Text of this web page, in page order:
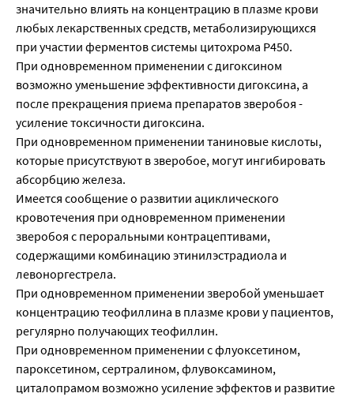
значительно влиять на концентрацию в плазме крови
любых лекарственных средств, метаболизирующихся
при участии ферментов системы цитохрома P450.
При одновременном применении с дигоксином
возможно уменьшение эффективности дигоксина, а
после прекращения приема препаратов зверобоя -
усиление токсичности дигоксина.
При одновременном применении таниновые кислоты,
которые присутствуют в зверобое, могут ингибировать
абсорбцию железа.
Имеется сообщение о развитии ациклического
кровотечения при одновременном применении
зверобоя с пероральными контрацептивами,
содержащими комбинацию этинилэстрадиола и
левоноргестрела.
При одновременном применении зверобой уменьшает
концентрацию теофиллина в плазме крови у пациентов,
регулярно получающих теофиллин.
При одновременном применении с флуоксетином,
пароксетином, сертралином, флувоксамином,
циталопрамом возможно усиление эффектов и развитие